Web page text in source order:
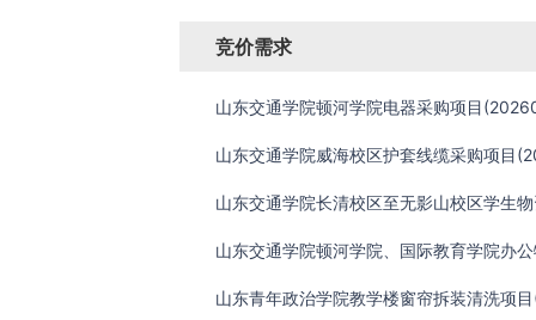
竞价需求
山东交通学院顿河学院电器采购项目